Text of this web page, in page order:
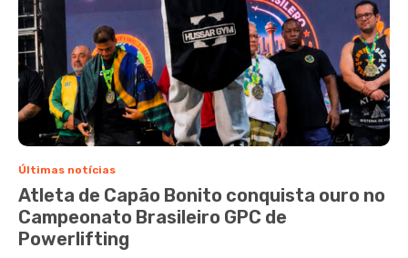
Últimas notícias
Atleta de Capão Bonito conquista ouro no
Campeonato Brasileiro GPC de
Powerlifting